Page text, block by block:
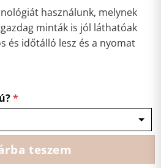
használunk, melynek
minták is jól láthatóak
és időtálló lesz és a nyomat
*
teszem